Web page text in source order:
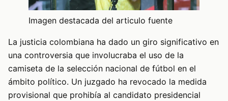
Imagen destacada del articulo fuente
La justicia colombiana ha dado un giro significativo en
una controversia que involucraba el uso de la
camiseta de la selección nacional de fútbol en el
ámbito político. Un juzgado ha revocado la medida
provisional que prohibía al candidato presidencial